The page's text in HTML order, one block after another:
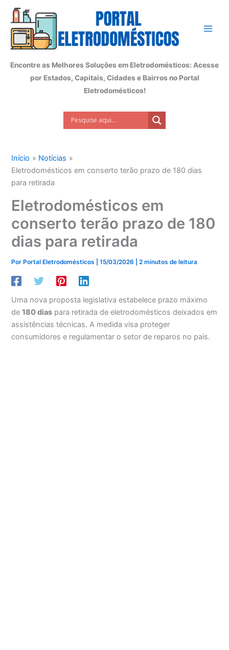
conteúdo
Encontre as Melhores Soluções em Eletrodomésticos: Acesse
por Estados, Capitais, Cidades e Bairros no Portal
Eletrodomésticos!
Início
Notícias
Eletrodomésticos em conserto terão prazo de 180 dias
para retirada
Eletrodomésticos em
conserto terão prazo de 180
dias para retirada
PorPortal Eletrodomésticos |15/03/2026 |2 minutos de leitura
Uma nova proposta legislativa estabelece prazo máximo
de180 dias para retirada de eletrodomésticos deixados em
assistências técnicas. A medida visa proteger
consumidores e regulamentar o setor de reparos no país.